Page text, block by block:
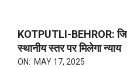
KOTPUTLI-BEHROR:
स्थानीय स्तर पर मिलेगा न्याय
ON: MAY 17, 2025